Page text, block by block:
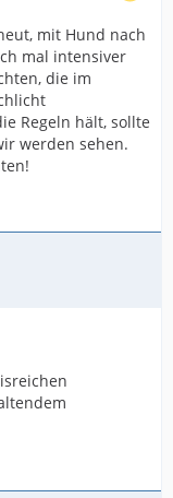
mit Hund nach
mal intensiver
die im
Regeln hält, sollte
werden sehen.